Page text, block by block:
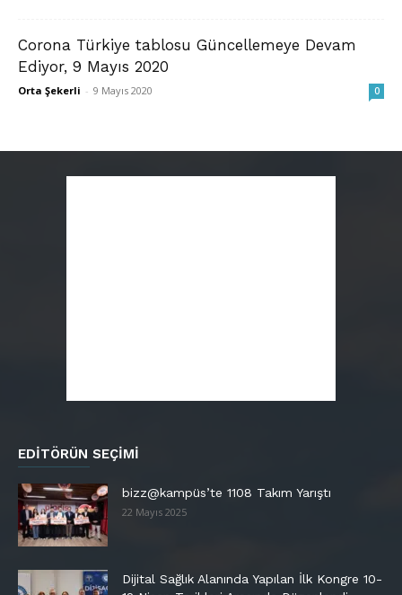
Corona Türkiye tablosu Güncellemeye Devam
Ediyor, 9 Mayıs 2020
Orta Şekerli - 9 Mayıs 2020 0
EDITÖRÜN SEÇIMI
bizz@kampüs’te 1108 Takım Yarıştı
22 Mayıs 2025
Dijital Sağlık Alanında Yapılan İlk Kongre 10-